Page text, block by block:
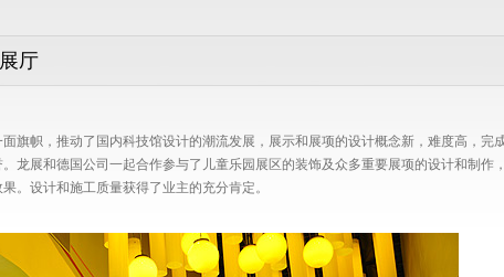
厅
旗帜，推动了国内科技馆设计的潮流发展，展示和展项的设计概念新，难度高，完
龙展和德国公司一起合作参与了儿童乐园展区的装饰及众多重要展项的设计和制作
。设计和施工质量获得了业主的充分肯定。